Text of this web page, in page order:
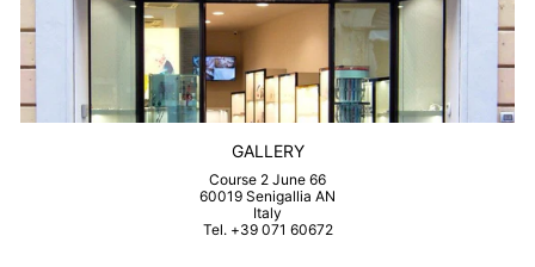
GALLERY
Course 2 June 66
60019 Senigallia AN
Italy
Tel. +39 071 60672